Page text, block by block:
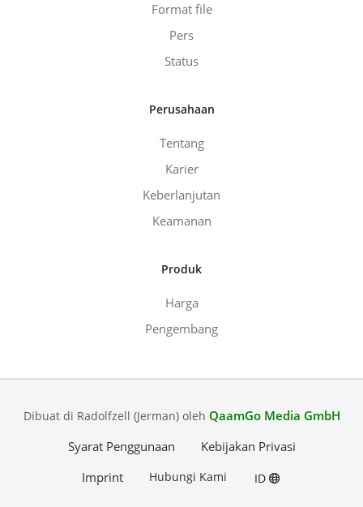
Format file
Pers
Status
Perusahaan
Tentang
Karier
Keberlanjutan
Keamanan
Produk
Harga
Pengembang
Dibuat di Radolfzell (Jerman) oleh QaamGo Media GmbH
Syarat Penggunaan
Kebijakan Privasi
Imprint
Hubungi Kami ID